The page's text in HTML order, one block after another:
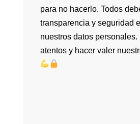
para no hacerlo. Todos
transparencia y seguridad
nuestros datos personales.
atentos y hacer valer